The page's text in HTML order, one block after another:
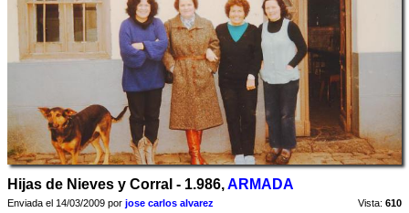
Hijas de Nieves y Corral - 1.986,ARMADA
Enviada el 14/03/2009 por jose carlos alvarez Vista: 610